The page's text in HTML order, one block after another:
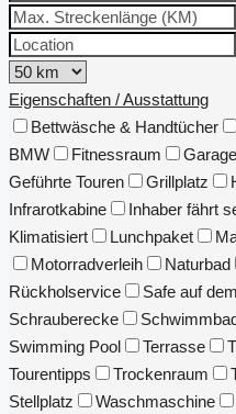
Eigenschaften / Ausstattung
Bettwäsche & Handtücher
BMW
Fitnessraum Garage
Geführte Touren
Grillplatz
Infrarotkabine
Inhaber fährt
Klimatisiert
Lunchpaket
Motorradverleih
Naturbad
Rückholservice
Safe auf
Schrauberecke
Swimming Pool
Terrasse
Tourentipps
Trockenraum
Stellplatz
Waschmaschine